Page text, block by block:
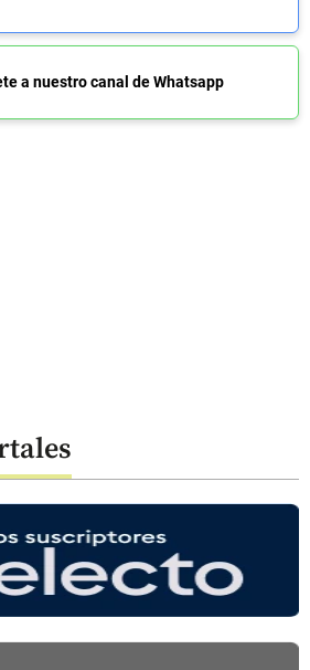
a nuestro canal de Whatsapp